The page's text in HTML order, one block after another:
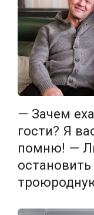
— Зачем
гости? Я
помню! —